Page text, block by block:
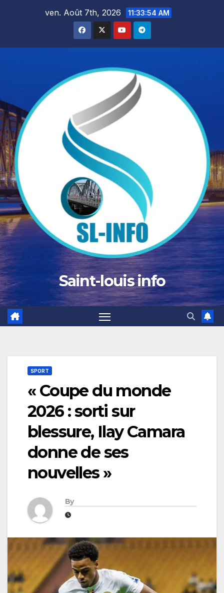
ven. Août 7th, 2026 11:33:55 AM
Saint-louis info
SPORT
« Coupe du monde
2026 : sorti sur
blessure, Ilay Camara
donne de ses
nouvelles »
By